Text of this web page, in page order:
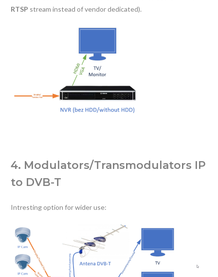
RTSP stream instead of vendor dedicated).
4. Modulators/Transmodulators IP
to DVB-T
Intresting option for wider use: